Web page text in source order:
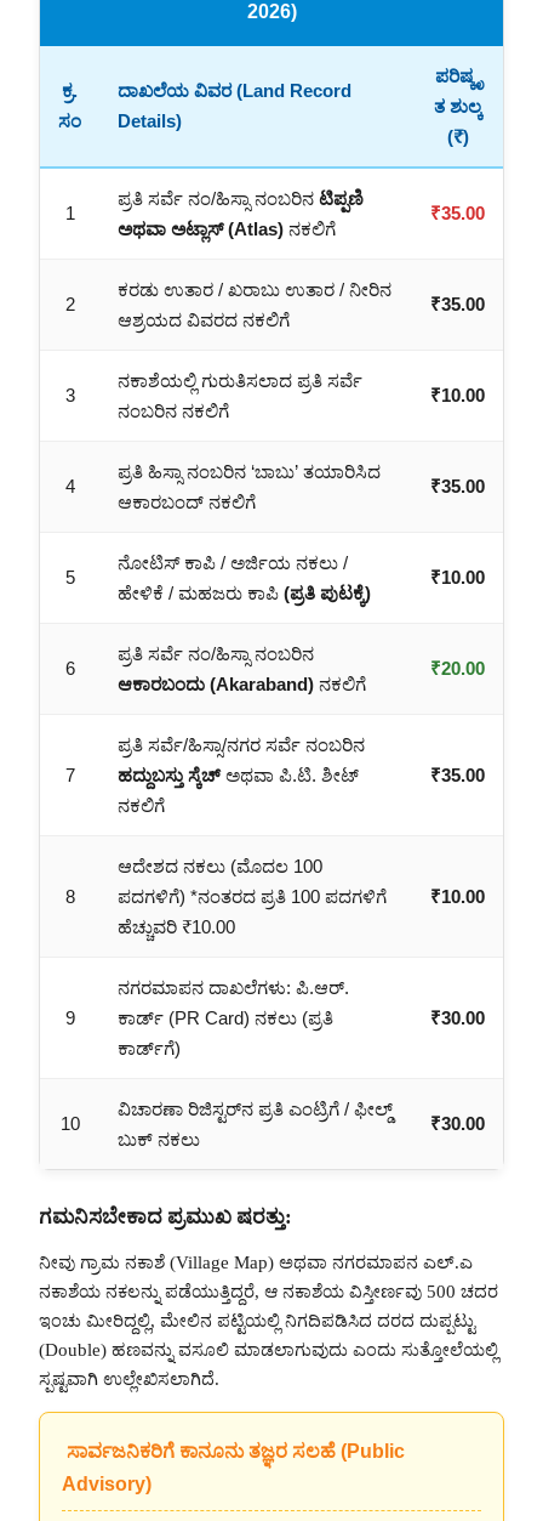
2026)
ಕ್ರ.
ಸಂ
ದಾಖಲೆಯ ವಿವರ (Land Record
Details)
ಪರಿಷ್ಕೃ
ತ ಶುಲ್ಕ
(₹)
1
ಪ್ರತಿ ಸರ್ವೆ ನಂ/ಹಿಸ್ಸಾ ನಂಬರಿನ ಟಿಪ್ಪಣಿ
ಅಥವಾ ಅಟ್ಲಾಸ್ (Atlas) ನಕಲಿಗೆ
₹35.00
2
ಕರಡು ಉತಾರ / ಖರಾಬು ಉತಾರ / ನೀರಿನ
ಆಶ್ರಯದ ವಿವರದ ನಕಲಿಗೆ
₹35.00
3
ನಕಾಶೆಯಲ್ಲಿ ಗುರುತಿಸಲಾದ ಪ್ರತಿ ಸರ್ವೆ
ನಂಬರಿನ ನಕಲಿಗೆ
₹10.00
4
ಪ್ರತಿ ಹಿಸ್ಸಾ ನಂಬರಿನ ‘ಬಾಬು’ ತಯಾರಿಸಿದ
ಆಕಾರಬಂದ್ ನಕಲಿಗೆ
₹35.00
5
ನೋಟಿಸ್ ಕಾಪಿ / ಅರ್ಜಿಯ ನಕಲು /
ಹೇಳಿಕೆ / ಮಹಜರು ಕಾಪಿ (ಪ್ರತಿ ಪುಟಕ್ಕೆ)
₹10.00
6
ಪ್ರತಿ ಸರ್ವೆ ನಂ/ಹಿಸ್ಸಾ ನಂಬರಿನ
ಆಕಾರಬಂದು (Akaraband) ನಕಲಿಗೆ
₹20.00
7
ಪ್ರತಿ ಸರ್ವೆ/ಹಿಸ್ಸಾ/ನಗರ ಸರ್ವೆ ನಂಬರಿನ
ಹದ್ದುಬಸ್ತು ಸ್ಕೆಚ್ಅಥವಾ ಪಿ.ಟಿ. ಶೀಟ್
ನಕಲಿಗೆ
₹35.00
8
ಆದೇಶದ ನಕಲು (ಮೊದಲ 100
ಪದಗಳಿಗೆ) *ನಂತರದ ಪ್ರತಿ 100 ಪದಗಳಿಗೆ
ಹೆಚ್ಚುವರಿ ₹10.00
₹10.00
9
ನಗರಮಾಪನ ದಾಖಲೆಗಳು: ಪಿ.ಆರ್.
ಕಾರ್ಡ್ (PR Card) ನಕಲು (ಪ್ರತಿ
ಕಾರ್ಡ್‌ಗೆ)
₹30.00
10
ವಿಚಾರಣಾ ರಿಜಿಸ್ಟರ್‌ನ ಪ್ರತಿ ಎಂಟ್ರಿಗೆ / ಫೀಲ್ಡ್
ಬುಕ್ ನಕಲು
₹30.00
ಗಮನಿಸಬೇಕಾದ ಪ್ರಮುಖ ಷರತ್ತು:
ನೀವು ಗ್ರಾಮ ನಕಾಶೆ (Village Map) ಅಥವಾ ನಗರಮಾಪನ ಎಲ್.ಎ
ನಕಾಶೆಯ ನಕಲನ್ನು ಪಡೆಯುತ್ತಿದ್ದರೆ, ಆ ನಕಾಶೆಯ ವಿಸ್ತೀರ್ಣವು 500 ಚದರ
ಇಂಚು ಮೀರಿದ್ದಲ್ಲಿ, ಮೇಲಿನ ಪಟ್ಟಿಯಲ್ಲಿ ನಿಗದಿಪಡಿಸಿದ ದರದ ದುಪ್ಪಟ್ಟು
(Double) ಹಣವನ್ನು ವಸೂಲಿ ಮಾಡಲಾಗುವುದು ಎಂದು ಸುತ್ತೋಲೆಯಲ್ಲಿ
ಸ್ಪಷ್ಟವಾಗಿ ಉಲ್ಲೇಖಿಸಲಾಗಿದೆ.
ಸಾರ್ವಜನಿಕರಿಗೆ ಕಾನೂನು ತಜ್ಞರ ಸಲಹೆ (Public
Advisory)